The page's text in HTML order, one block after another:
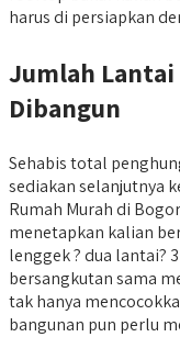
harus di persiapkan
Jumlah Lantai
Dibangun
Sehabis total
sediakan selanjutnya
Rumah Murah di
menetapkan kalian
lenggek ? dua lantai?
bersangkutan sama
tak hanya
bangunan pun perlu